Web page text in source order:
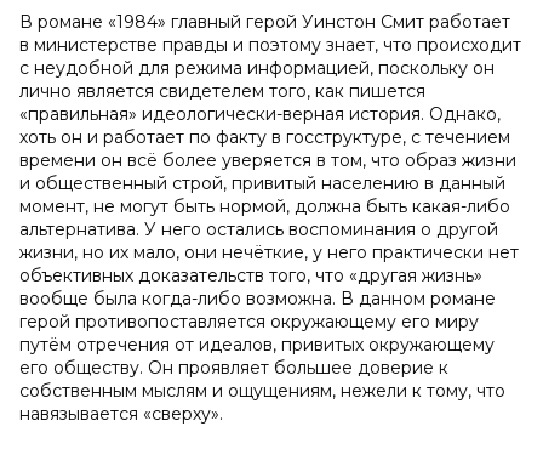
В романе «1984» главный герой Уинстон Смит работает
в министерстве правды и поэтому знает, что происходит
с неудобной для режима информацией, поскольку он
лично является свидетелем того, как пишется
«правильная» идеологически-верная история. Однако,
хоть он и работает по факту в госструктуре, с течением
времени он всё более уверяется в том, что образ жизни
и общественный строй, привитый населению в данный
момент, не могут быть нормой, должна быть какая-либо
альтернатива. У него остались воспоминания о другой
жизни, но их мало, они нечёткие, у него практически нет
объективных доказательств того, что «другая жизнь»
вообще была когда-либо возможна. В данном романе
герой противопоставляется окружающему его миру
путём отречения от идеалов, привитых окружающему
его обществу. Он проявляет большее доверие к
собственным мыслям и ощущениям, нежели к тому, что
навязывается «сверху».